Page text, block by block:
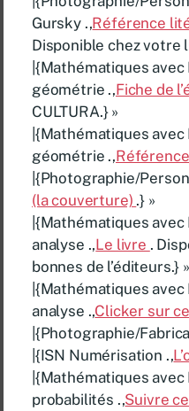
Gursky .,Référence
Disponible chez votre
|{Mathématiques
géométrie .,Fiche de
CULTURA.} »
|{Mathématiques
géométrie .,
|{Photographie/
(la couverture) .} »
|{Mathématiques
analyse .,Le livre .
bonnes de l’éditeurs.} »
|{Mathématiques
analyse .,Clicker sur
|{Photographie/
|{ISN Numérisation .,
|{Mathématiques
probabilités .,Suivre